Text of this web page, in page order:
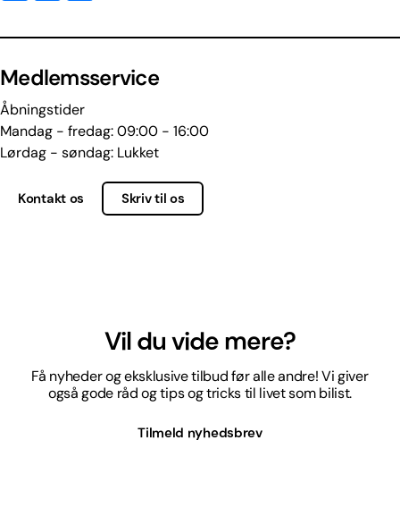
Medlemsservice
Åbningstider
Mandag - fredag: 09:00 - 16:00
Lørdag - søndag: Lukket
Kontakt os Skriv til os
Vil du vide mere?
Få nyheder og eksklusive tilbud før alle andre! Vi giver
også gode råd og tips og tricks til livet som bilist.
Tilmeld nyhedsbrev